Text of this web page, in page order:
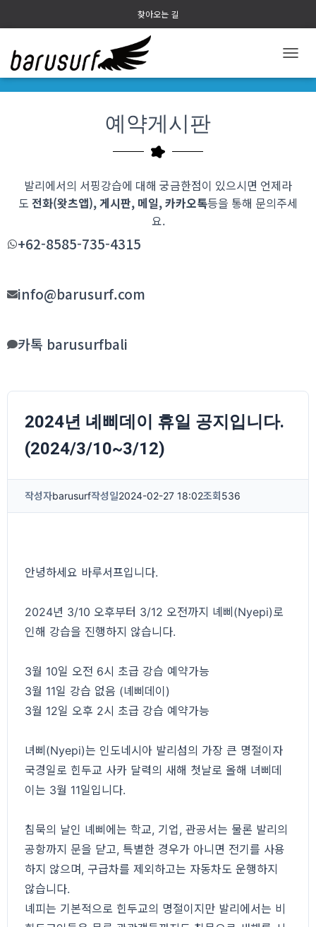
찾아오는 길
비
게
예약게시판
발리에서의 서핑강습에 대해 궁금한점이 있으시면 언제라
도 전화(왓츠앱), 게시판, 메일, 카카오톡등을 통해 문의주세
요.
+62-8585-735-4315
info@barusurf.com
카톡 barusurfbali
2024년 녜삐데이 휴일 공지입니다.
(2024/3/10~3/12)
작성자barusurf작성일2024-02-27 18:02조회 536
안녕하세요 바루서프입니다.
2024년 3/10 오후부터 3/12 오전까지 녜삐(Nyepi)로
인해 강습을 진행하지 않습니다.
3월 10일 오전 6시 초급 강습 예약가능
3월 11일 강습 없음 (녜삐데이)
3월 12일 오후 2시 초급 강습 예약가능
녀삐(Nyepi)는 인도네시아 발리섬의 가장 큰 명절이자
국경일로 힌두교 사카 달력의 새해 첫날로 올해 녀삐데
이는 3월 11일입니다.
침묵의 날인 녜삐에는 학교, 기업, 관공서는 물론 발리의
공항까지 문을 닫고, 특별한 경우가 아니면 전기를 사용
하지 않으며, 구급차를 제외하고는 자동차도 운행하지
않습니다.
녜피는 기본적으로 힌두교의 명절이지만 발리에서는 비